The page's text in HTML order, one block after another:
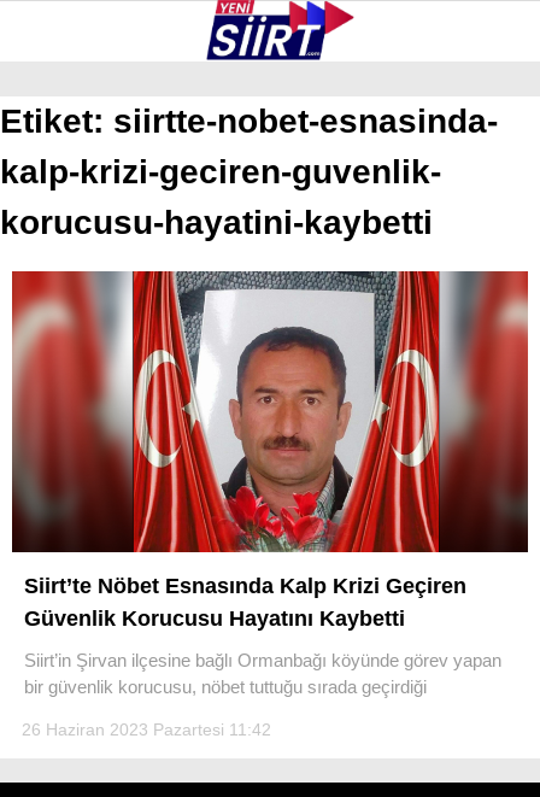
WhatsApp İhbar Hattı
GALERİ VİDEO YAZARLAR
BAYKAN
PERVARI
NÖBETÇI ECZANELER
Etiket: siirtte-nobet-esnasinda-
kalp-krizi-geciren-guvenlik-
korucusu-hayatini-kaybetti
Siirt’te Nöbet Esnasında Kalp Krizi Geçiren
Güvenlik Korucusu Hayatını Kaybetti
Siirt’in Şirvan ilçesine bağlı Ormanbağı köyünde görev yapan
bir güvenlik korucusu, nöbet tuttuğu sırada geçirdiği
26 Haziran 2023 Pazartesi 11:42